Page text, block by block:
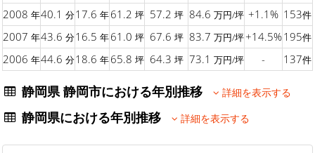
2008 年40.1 分17.6 年61.2 坪 57.2 坪 84.6 万円/坪 +1.1% 153件
2007 年43.6 分16.5 年61.0 坪 67.6 坪 83.7 万円/坪+14.5%195件
2006 年44.6 分18.6 年65.8 坪 64.3 坪 73.1 万円/坪 - 137件
静岡県 静岡市における年別推移 詳細を表示する
静岡県における年別推移 詳細を表示する